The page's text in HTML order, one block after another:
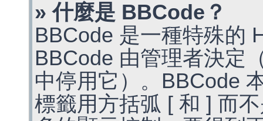
» 什麼是 BBCode？
BBCode 是一種特殊的
BBCode 由管理者決定
中停用它）。BBCode
標籤用方括弧 [ 和 ] 而